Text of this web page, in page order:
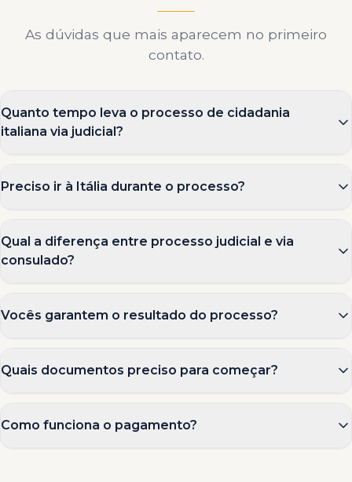
As dúvidas que mais aparecem no primeiro
contato.
Quanto tempo leva o processo de cidadania
italiana via judicial?
Preciso ir à Itália durante o processo?
Qual a diferença entre processo judicial e via
consulado?
Vocês garantem o resultado do processo?
Quais documentos preciso para começar?
Como funciona o pagamento?